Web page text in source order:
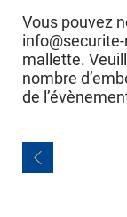
Vous pouvez
mallette.
nombre
de
Navigation
de